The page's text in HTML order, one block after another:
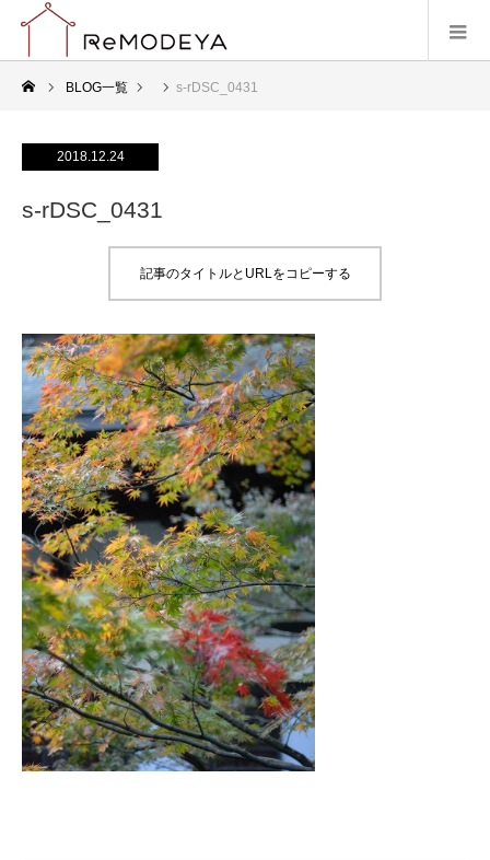
BLOG一覧 s-rDSC_0431
2018.12.24
s-rDSC_0431
記事のタイトルとURLをコピーする